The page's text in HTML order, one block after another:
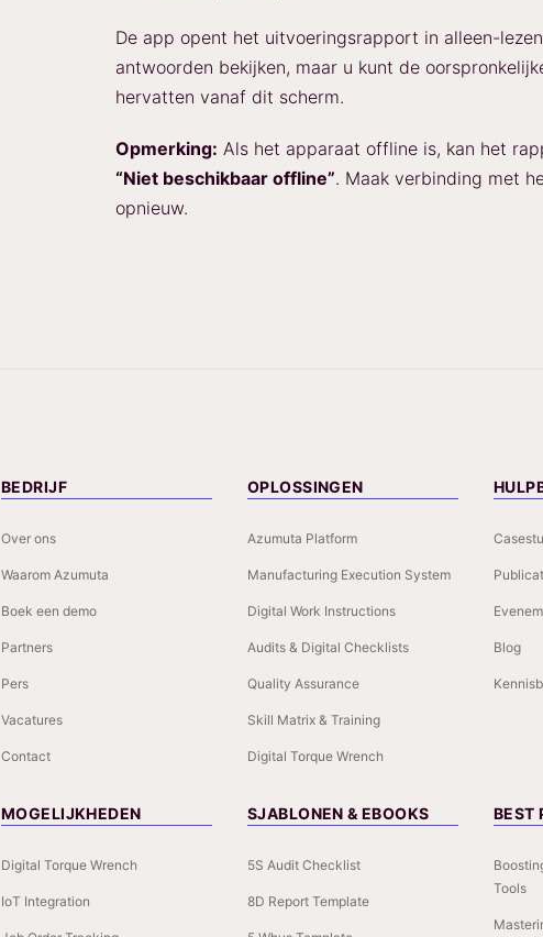
De app opent het uitvoeringsrapport in alleen-
antwoorden bekijken, maar u kunt de
hervatten vanaf dit scherm.
Opmerking: Als het apparaat offline is, kan het
“Niet beschikbaar offline”. Maak verbinding met
opnieuw.
BEDRIJF
Over ons
Waarom Azumuta
Boek een demo
Partners
Pers
Vacatures
Contact
OPLOSSINGEN
Azumuta Platform
Manufacturing Execution System
Digital Work Instructions
Audits & Digital Checklists
Quality Assurance
Skill Matrix & Training
Digital Torque Wrench
Blog
MOGELIJKHEDEN
Digital Torque Wrench
IoT Integration
SJABLONEN & EBOOKS
5S Audit Checklist
8D Report Template
BEST
Tools